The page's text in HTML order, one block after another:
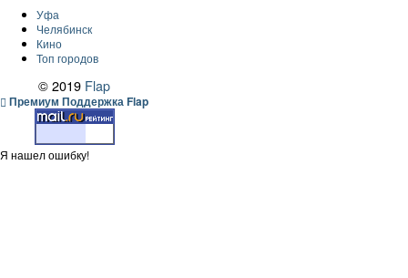
Уфа
Челябинск
Кино
Топ городов
© 2019 Flap
Премиум Поддержка Flap
Я нашел ошибку!